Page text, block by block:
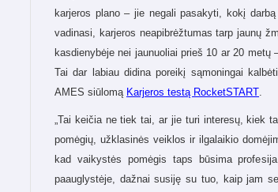
karjeros plano – jie negali pasakyti, kokį
vadinasi, karjeros neapibrėžtumas tarp jaunų
kasdienybėje nei jaunuoliai prieš 10 ar 20
Tai dar labiau didina poreikį sąmoningai
AMES siūlomą Karjeros testą RocketSTART.
„Tai keičia ne tiek tai, ar jie turi interesų, kiek
pomėgių, užklasinės veiklos ir ilgalaikio
kad vaikystės pomėgis taps būsima
paauglystėje, dažnai susiję su tuo, kaip jam